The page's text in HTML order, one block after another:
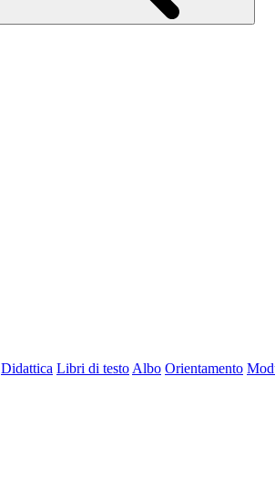
Didattica Libri di testo Albo Orientamento